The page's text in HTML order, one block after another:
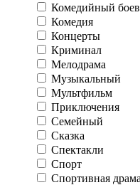
Комедийный
Комедия
Концерты
Криминал
Мелодрама
Музыкальный
Мультфильм
Приключения
Семейный
Сказка
Спектакли
Спорт
Спортивная драма